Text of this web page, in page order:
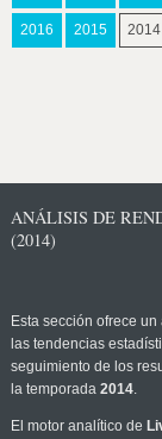
2016 2015 2014
ANÁLISIS DE
(2014)
Esta sección ofrece
las tendencias
seguimiento de los
la temporada 2014.
El motor analítico de